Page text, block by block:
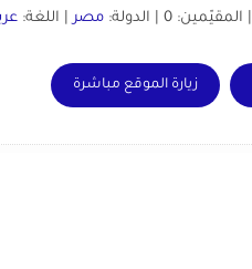
مصر | اللغة:
زيارة الموقع مباشرة